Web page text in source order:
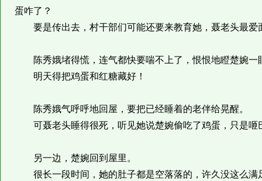
蛋咋了？
要是传出去，村干部们可能还要来教育她，聂老头最爱
陈秀娥堵得慌，连气都快要喘不上了，恨恨地瞪楚婉一
明天得把鸡蛋和红糖藏好！
陈秀娥气呼呼地回屋，要把已经睡着的老伴给晃醒。
可聂老头睡得很死，听见她说楚婉偷吃了鸡蛋，只是咂
另一边，楚婉回到屋里。
很长一段时间，她的肚子都是空落落的，许久没这么满